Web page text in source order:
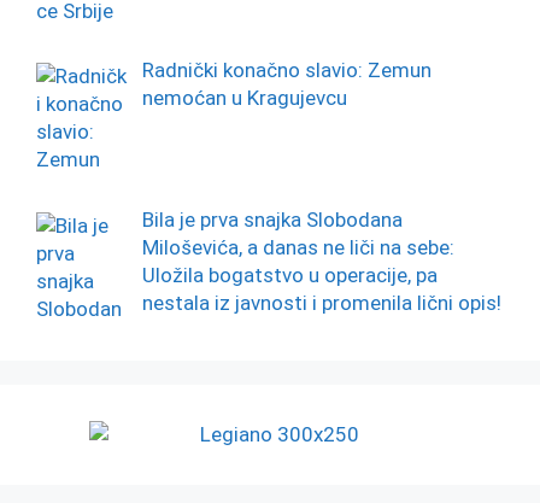
Radnički konačno slavio: Zemun
nemoćan u Kragujevcu
Bila je prva snajka Slobodana
Miloševića, a danas ne liči na sebe:
Uložila bogatstvo u operacije, pa
nestala iz javnosti i promenila lični opis!